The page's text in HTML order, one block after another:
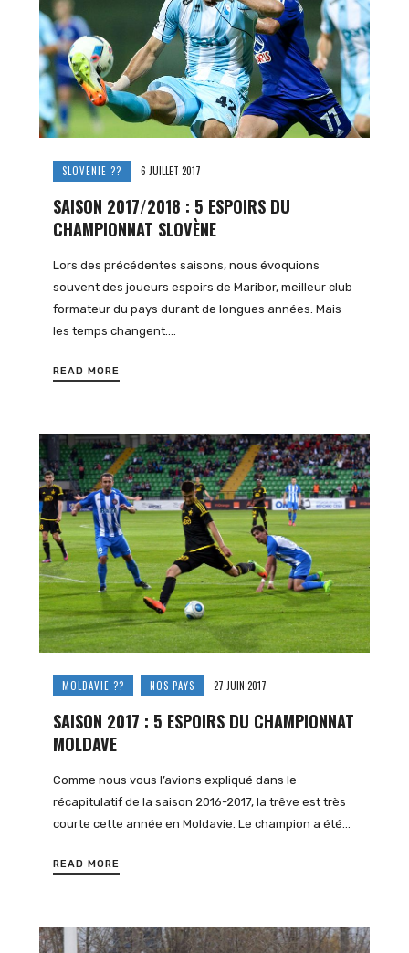
SLOVENIE ?? 6 JUILLET 2017
SAISON 2017/2018 : 5 ESPOIRS DU
CHAMPIONNAT SLOVÈNE
Lors des précédentes saisons, nous évoquions
souvent des joueurs espoirs de Maribor, meilleur club
formateur du pays durant de longues années. Mais
les temps changent….
READ MORE
MOLDAVIE ?? NOS PAYS 27 JUIN 2017
SAISON 2017 : 5 ESPOIRS DU CHAMPIONNAT
MOLDAVE
Comme nous vous l’avions expliqué dans le
récapitulatif de la saison 2016-2017, la trêve est très
courte cette année en Moldavie. Le champion a été…
READ MORE